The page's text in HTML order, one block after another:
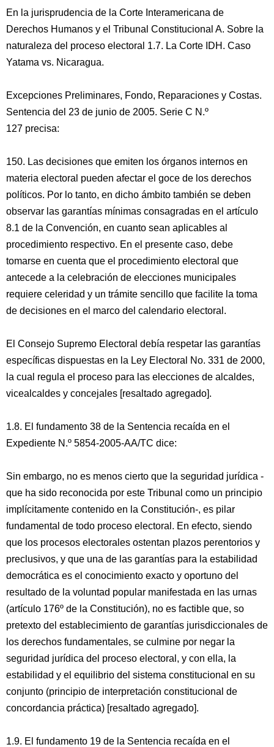
En la jurisprudencia de la Corte Interamericana de
Derechos Humanos y el Tribunal Constitucional A. Sobre la
naturaleza del proceso electoral 1.7. La Corte IDH. Caso
Yatama vs. Nicaragua.
Excepciones Preliminares, Fondo, Reparaciones y Costas.
Sentencia del 23 de junio de 2005. Serie C N.º
127 precisa:
150. Las decisiones que emiten los órganos internos en
materia electoral pueden afectar el goce de los derechos
políticos. Por lo tanto, en dicho ámbito también se deben
observar las garantías mínimas consagradas en el artículo
8.1 de la Convención, en cuanto sean aplicables al
procedimiento respectivo. En el presente caso, debe
tomarse en cuenta que el procedimiento electoral que
antecede a la celebración de elecciones municipales
requiere celeridad y un trámite sencillo que facilite la toma
de decisiones en el marco del calendario electoral.
El Consejo Supremo Electoral debía respetar las garantías
específicas dispuestas en la Ley Electoral No. 331 de 2000,
la cual regula el proceso para las elecciones de alcaldes,
vicealcaldes y concejales [resaltado agregado].
1.8. El fundamento 38 de la Sentencia recaída en el
Expediente N.º 5854-2005-AA/TC dice:
Sin embargo, no es menos cierto que la seguridad jurídica -
que ha sido reconocida por este Tribunal como un principio
implícitamente contenido en la Constitución-, es pilar
fundamental de todo proceso electoral. En efecto, siendo
que los procesos electorales ostentan plazos perentorios y
preclusivos, y que una de las garantías para la estabilidad
democrática es el conocimiento exacto y oportuno del
resultado de la voluntad popular manifestada en las urnas
(artículo 176º de la Constitución), no es factible que, so
pretexto del establecimiento de garantías jurisdiccionales de
los derechos fundamentales, se culmine por negar la
seguridad jurídica del proceso electoral, y con ella, la
estabilidad y el equilibrio del sistema constitucional en su
conjunto (principio de interpretación constitucional de
concordancia práctica) [resaltado agregado].
1.9. El fundamento 19 de la Sentencia recaída en el